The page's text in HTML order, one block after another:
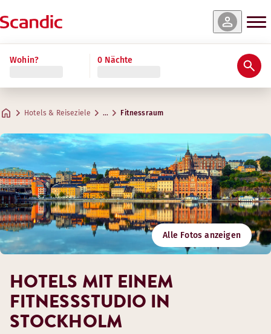
Wohin? 0 Nächte
Hotels & Reiseziele … Fitnessraum
Alle Fotos anzeigen
HOTELS MIT EINEM
FITNESSSTUDIO IN
STOCKHOLM